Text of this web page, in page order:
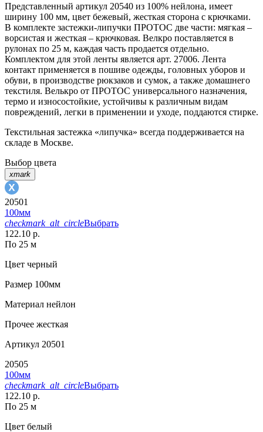
Представленный артикул 20540 из 100% нейлона, имеет
ширину 100 мм, цвет бежевый, жесткая сторона с крючками.
В комплекте застежки-липучки ПРОТОС две части: мягкая –
ворсистая и жесткая – крючковая. Велкро поставляется в
рулонах по 25 м, каждая часть продается отдельно.
Комплектом для этой ленты является арт. 27006. Лента
контакт применяется в пошиве одежды, головных уборов и
обуви, в производстве рюкзаков и сумок, а также домашнего
текстиля. Велькро от ПРОТОС универсального назначения,
термо и износостойкие, устойчивы к различным видам
повреждений, легки в применении и уходе, поддаются стирке.
Текстильная застежка «липучка» всегда поддерживается на
складе в Москве.
Выбор цвета
xmark
20501
100мм
checkmark_alt_circleВыбрать
122.10 р.
По 25 м
Цвет черный
Размер 100мм
Материал нейлон
Прочее жесткая
Артикул 20501
20505
100мм
checkmark_alt_circleВыбрать
122.10 р.
По 25 м
Цвет белый